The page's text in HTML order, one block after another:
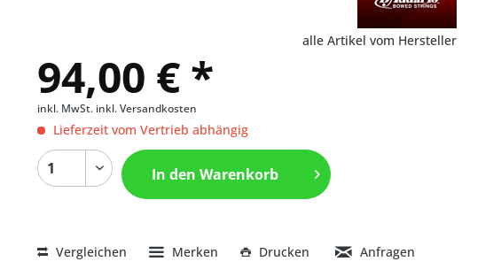
alle Artikel vom Hersteller
94,00 € *
inkl. MwSt. inkl. Versandkosten
Lieferzeit vom Vertrieb abhängig
In den Warenkorb
Vergleichen Merken Drucken Anfragen